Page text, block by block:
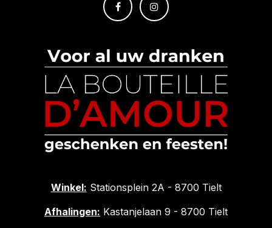
Winkel: Stationsplein 2A - 8700 Tielt
Afhalingen: Kastanjelaan 9 - 8700 Tielt